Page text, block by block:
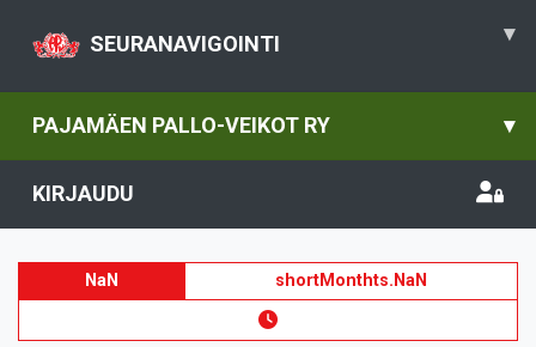
SEURANAVIGOINTI ▾
PAJAMÄEN PALLO-VEIKOT RY ▾
KIRJAUDU
NaN shortMonthts.NaN